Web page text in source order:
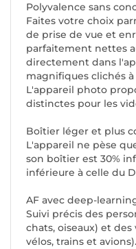
Polyvalence sans
Faites votre choix
de prise de vue et
parfaitement nettes
directement dans
magnifiques clichés
L'appareil photo
distinctes pour les
Boîtier léger et plus
L'appareil ne pèse
son boîtier est 30%
inférieure à celle du
AF avec deep-
Suivi précis des
chats, oiseaux) et
vélos, trains et